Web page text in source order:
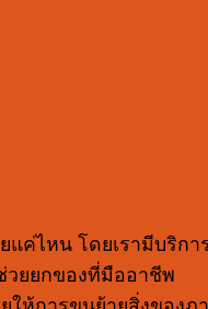
ไหน โดยเรามีบริกา
วยยกของที่มืออาชีพ